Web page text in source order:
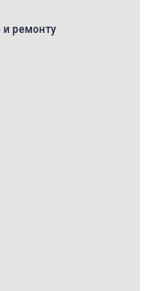
ремонту